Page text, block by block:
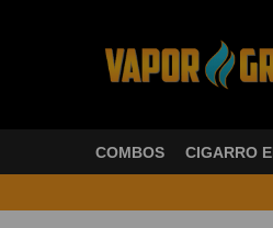
COMBOS CIGARRO